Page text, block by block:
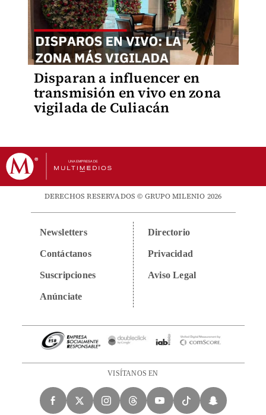
Disparan a influencer en
transmisión en vivo en zona
vigilada de Culiacán
DERECHOS RESERVADOS © GRUPO MILENIO 2026
Newsletters
Contáctanos
Suscripciones
Anúnciate
Directorio
Privacidad
Aviso Legal
VISÍTANOS EN